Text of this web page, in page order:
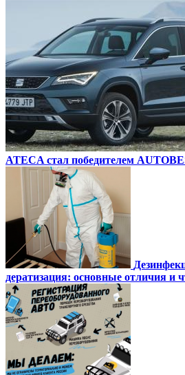
ATECA стал победителем
дератизация: основные отличия и